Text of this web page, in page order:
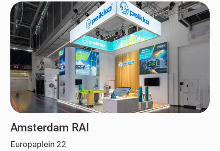
Amsterdam RAI
Europaplein 22